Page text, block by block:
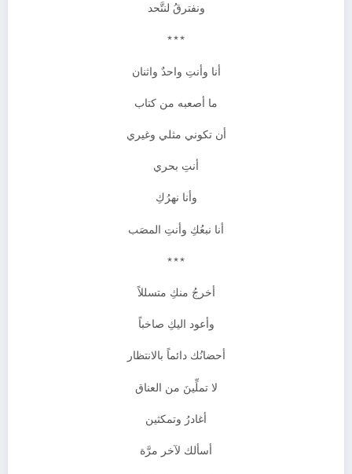
ونفترقُ لنتَّحد
***
أنا وأنتِ واحدٌ واثنان
ما أصعبه من كتاب
أن تكوني مثلي وغيري
أنتِ بحري
وأنا نهرُكِ
أنا نبعُكِ وأنتِ المصَب
***
أخرجُ منكِ متسللاً
وأعود اليكِ صاخباً
أحضانُك دائماً بالانتظار
لا تملِّينَ من العناق
أغادرُ وتمكثين
أسألك لآخر مرَّة